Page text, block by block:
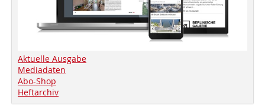
Aktuelle Ausgabe
Mediadaten
Abo-Shop
Heftarchiv